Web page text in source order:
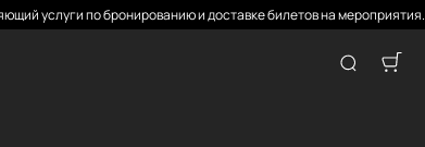
услуги по бронированию и доставке билетов на мероприятия.